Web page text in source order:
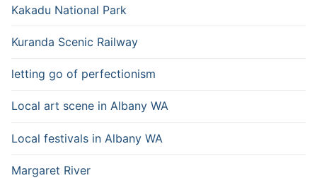
Kakadu National Park
Kuranda Scenic Railway
letting go of perfectionism
Local art scene in Albany WA
Local festivals in Albany WA
Margaret River